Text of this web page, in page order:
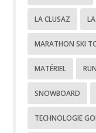
LA CLUSAZ
MARATHON SKI
MATÉRIEL
SNOWBOARD
TECHNOLOGIE